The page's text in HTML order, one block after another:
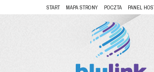
START MAPA STRONY POCZTA PANEL